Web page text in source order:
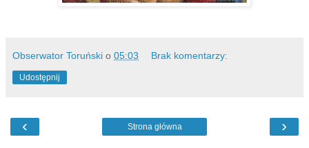
Obserwator Toruński o 05:03 Brak komentarzy:
Udostępnij
‹ ›
Strona główna